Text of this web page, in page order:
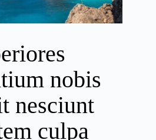
nobis
nesciunt
culpa